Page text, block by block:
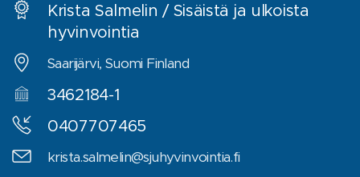
Krista Salmelin / Sisäistä ja ulkoista
hyvinvointia
Saarijärvi, Suomi Finland
3462184-1
0407707465
krista.salmelin@sjuhyvinvointia.fi